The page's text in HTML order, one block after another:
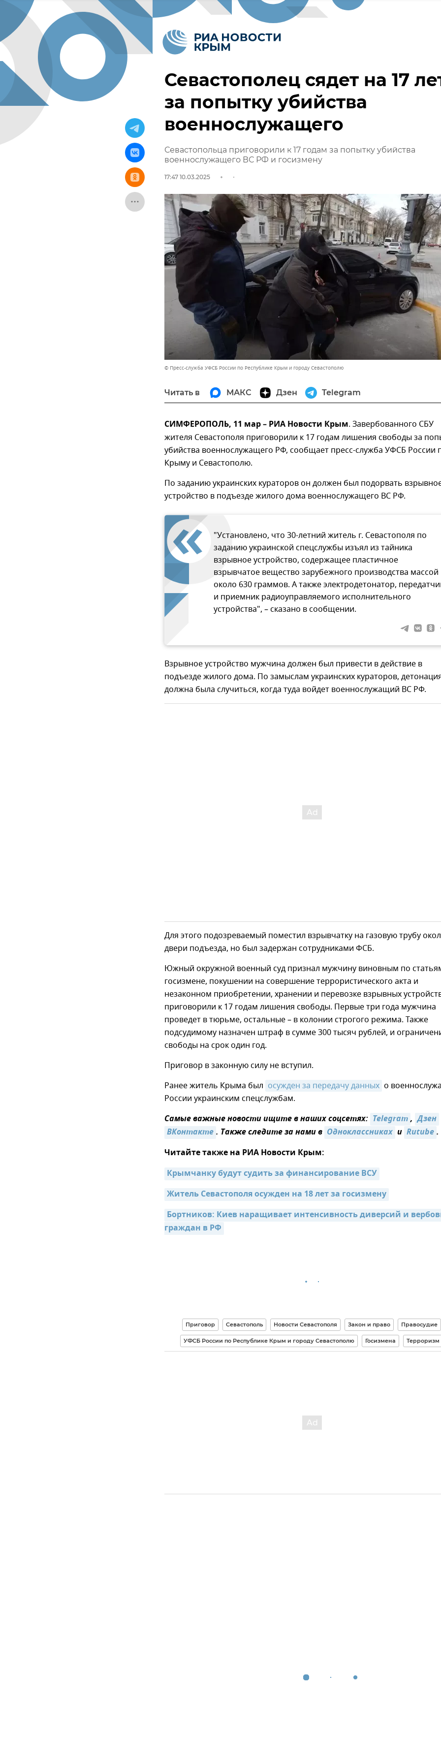
Севастополец сядет на 17
за попытку убийства
военнослужащего
Севастопольца приговорили к 17 годам за попытку убийства
военнослужащего ВС РФ и госизмену
17:47 10.03.2025
© Пресс-служба УФСБ России по Республике Крым и городу Севастополю
Читать в МАКС Дзен Telegram
СИМФЕРОПОЛЬ, 11 мар – РИА Новости Крым. Завербованного СБУ
жителя Севастополя приговорили к 17 годам лишения свободы за
убийства военнослужащего РФ, сообщает пресс-служба УФСБ России
Крыму и Севастополю.
По заданию украинских кураторов он должен был подорвать
устройство в подъезде жилого дома военнослужащего ВС РФ.
"Установлено, что 30-летний житель г. Севастополя по
заданию украинской спецслужбы изъял из тайника
взрывное устройство, содержащее пластичное
взрывчатое вещество зарубежного производства массой
около 630 граммов. А также электродетонатор,
и приемник радиоуправляемого исполнительного
устройства", – сказано в сообщении.
Взрывное устройство мужчина должен был привести в действие в
подъезде жилого дома. По замыслам украинских кураторов,
должна была случиться, когда туда войдет военнослужащий ВС РФ.
Для этого подозреваемый поместил взрывчатку на газовую трубу
двери подъезда, но был задержан сотрудниками ФСБ.
Южный окружной военный суд признал мужчину виновным по
госизмене, покушении на совершение террористического акта и
незаконном приобретении, хранении и перевозке взрывных
приговорили к 17 годам лишения свободы. Первые три года мужчина
проведет в тюрьме, остальные – в колонии строгого режима. Также
подсудимому назначен штраф в сумме 300 тысяч рублей, и
свободы на срок один год.
Приговор в законную силу не вступил.
Ранее житель Крыма был осужден за передачу данных о
России украинским спецслужбам.
Самые важные новости ищите в наших соцсетях: Telegram, Дзен
ВКонтакте. Также следите за нами в Одноклассниках и Rutube.
Читайте также на РИА Новости Крым:
Крымчанку будут судить за финансирование ВСУ
Житель Севастополя осужден на 18 лет за госизмену
Бортников: Киев наращивает интенсивность диверсий и
граждан в РФ
Приговор Севастополь Новости Севастополя Закон и право Правосудие
УФСБ России по Республике Крым и городу Севастополю Госизмена Терроризм